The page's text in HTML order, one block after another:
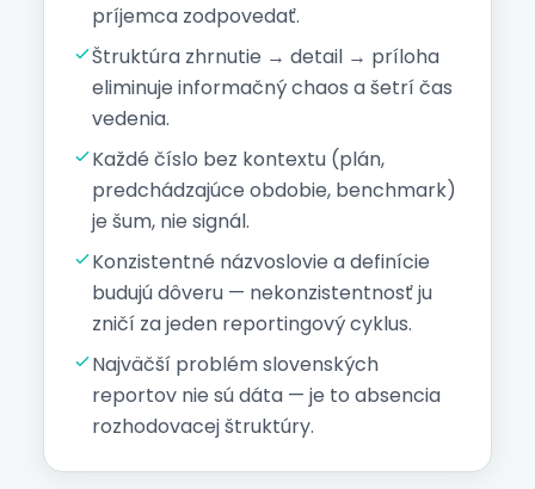
príjemca zodpovedať.
Štruktúra zhrnutie → detail → príloha
eliminuje informačný chaos a šetrí čas
vedenia.
Každé číslo bez kontextu (plán,
predchádzajúce obdobie, benchmark)
je šum, nie signál.
Konzistentné názvoslovie a definície
budujú dôveru — nekonzistentnosť ju
zničí za jeden reportingový cyklus.
Najväčší problém slovenských
reportov nie sú dáta — je to absencia
rozhodovacej štruktúry.